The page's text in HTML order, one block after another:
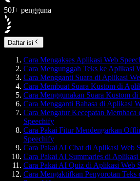
50J+ pengguna
Daftar isi
Cara Mengakses Aplikasi Web
Cara Mengunggah Teks ke Aplikasi
Cara Mengganti Suara di Aplikasi
Cara Membuat Suara Kustom di
Cara Menggunakan Suara Kustom
Cara Mengganti Bahasa di Aplikasi
Cara Mengatur Kecepatan
Speechify
Cara Pakai Fitur Mendengarkan
Speechify
Cara Pakai AI Chat di Aplikasi Web
Cara Pakai AI Summaries di
Cara Pakai AI Quiz di Aplikasi Web
Cara Mengaktifkan Penyorotan